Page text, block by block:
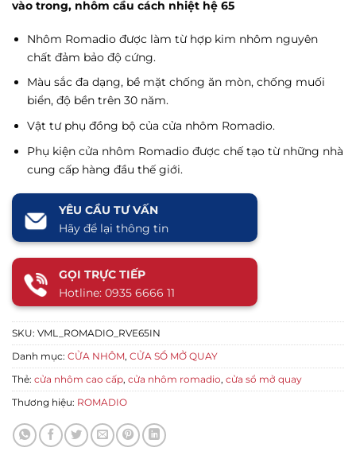
vào trong, nhôm cầu cách nhiệt hệ 65
Nhôm Romadio được làm từ hợp kim nhôm nguyên
chất đảm bảo độ cứng.
Màu sắc đa dạng, bề mặt chống ăn mòn, chống muối
biển, độ bền trên 30 năm.
Vật tư phụ đồng bộ của cửa nhôm Romadio.
Phụ kiện cửa nhôm Romadio được chế tạo từ những nhà
cung cấp hàng đầu thế giới.
YÊU CẦU TƯ VẤN
Hãy để lại thông tin
GỌI TRỰC TIẾP
Hotline: 0935 6666 11
SKU: VML_ROMADIO_RVE65IN
Danh mục: CỬA NHÔM, CỬA SỔ MỞ QUAY
Thẻ: cửa nhôm cao cấp, cửa nhôm romadio, cửa sổ mở quay
Thương hiệu: ROMADIO